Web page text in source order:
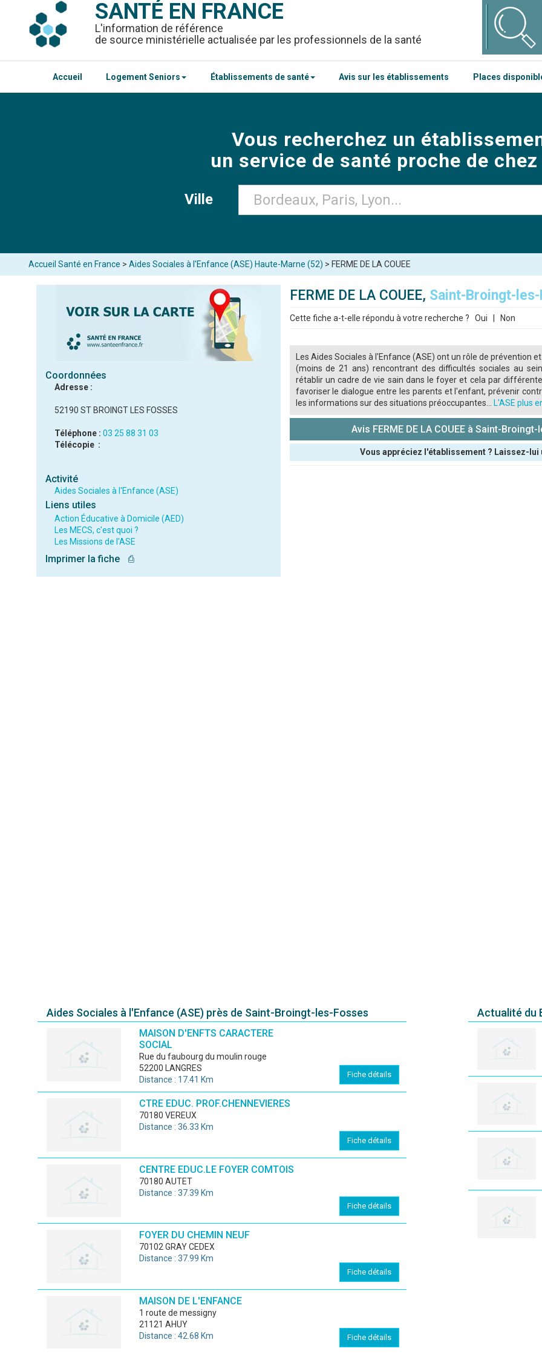
SANTÉ EN FRANCE
L'information de référence
de source ministérielle actualisée par les professionnels de la santé
Accueil Logement Seniors Établissements de santé Avis sur les établissements Places
Vous recherchez un
un service de santé proche de chez
Ville
Accueil Santé en France > Aides Sociales à l'Enfance (ASE) Haute-Marne (52) > FERME DE LA COUEE
Coordonnées
Adresse :
52190 ST BROINGT LES FOSSES
Téléphone : 03 25 88 31 03
Télécopie :
Activité
Aides Sociales à l'Enfance (ASE)
Liens utiles
Action Éducative à Domicile (AED)
Les MECS, c'est quoi ?
Les Missions de l'ASE
Imprimer la fiche ⎙
FERME DE LA COUEE, Saint-Broingt-
Cette fiche a-t-elle répondu à votre recherche ? Oui Non
Les Aides Sociales à l'Enfance (ASE) ont un rôle de prévention
(moins de 21 ans) rencontrant des difficultés sociales au
rétablir un cadre de vie sain dans le foyer et cela par
favoriser le dialogue entre les parents et l'enfant, prévenir
les informations sur des situations préoccupantes...
L'ASE plus
Avis FERME DE LA COUEE à Saint-
Vous appréciez l'établissement ? Laissez-lui
Aides Sociales à l'Enfance (ASE) près de Saint-Broingt-les-Fosses
MAISON D'ENFTS CARACTERE
SOCIAL
rue du faubourg du moulin rouge
52200 LANGRES
Distance : 17.41 Km
Fiche détails
CTRE EDUC. PROF.CHENNEVIERES
70180 VEREUX
Distance : 36.33 Km
Fiche détails
CENTRE EDUC.LE FOYER COMTOIS
70180 AUTET
Distance : 37.39 Km
Fiche détails
FOYER DU CHEMIN NEUF
70102 GRAY CEDEX
Distance : 37.99 Km
Fiche détails
MAISON DE L'ENFANCE
1 route de messigny
21121 AHUY
Distance : 42.68 Km
Fiche détails
Actualité du